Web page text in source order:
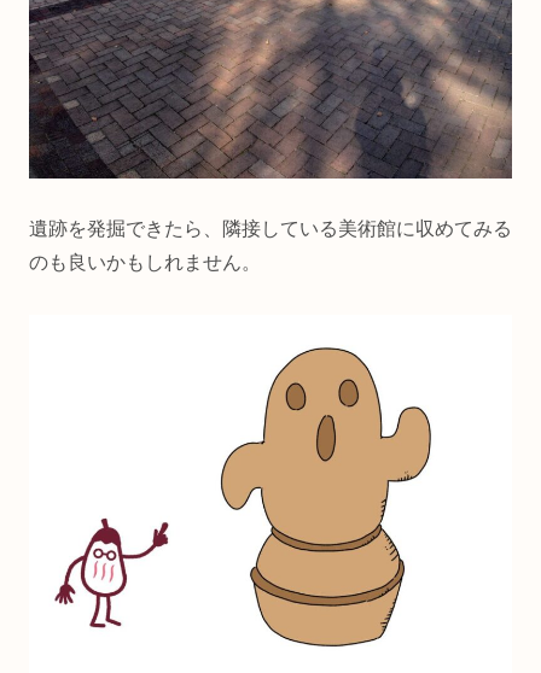
遺跡を発掘できたら、隣接している美術館に収めてみる
のも良いかもしれません。